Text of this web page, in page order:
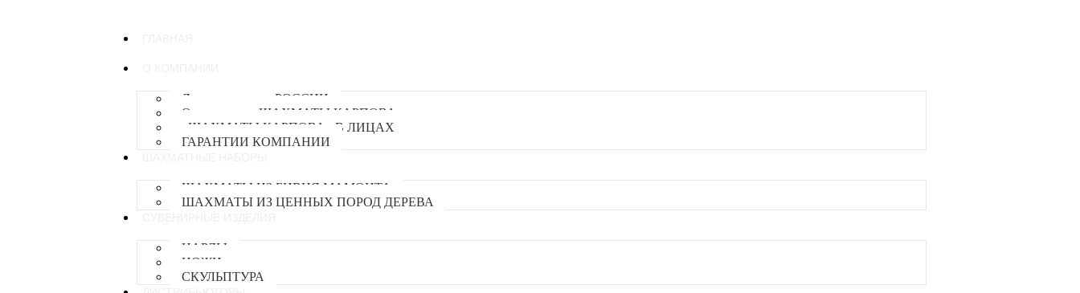
Лучшие мастера РОССИИ
О компании «ШАХМАТЫ КАРПОВА»
«ШАХМАТЫ КАРПОВА» В ЛИЦАХ
ГАРАНТИИ КОМПАНИИ
ШАХМАТЫ ИЗ БИВНЯ МАМОНТА
ШАХМАТЫ ИЗ ЦЕННЫХ ПОРОД ДЕРЕВА
НАРДЫ
НОЖИ
СКУЛЬПТУРА